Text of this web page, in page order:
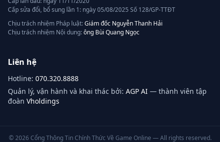
Cấp sửa đổi, bổ sung lần 1: ngày 05/08/2025 Số 128/GP-TTĐT
Chịu trách nhiệm Pháp luật:Giám đốc Nguyễn Thanh Hải
Chịu trách nhiệm Nội dung:ông Bùi Quang Ngọc
Liên hệ
Hotline: 070.320.8888
Quản lý, vận hành và khai thác bởi: AGP AI — thành viên tập
đoàn Vholdings
©2026 Cổng Thông Tin Chính Thức Về Game Online — All rights reserved.